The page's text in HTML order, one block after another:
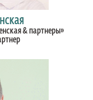
& партнеры»